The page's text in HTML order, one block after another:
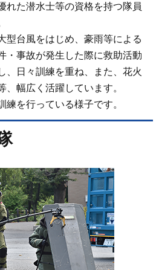
れた潜水士等の資格を持つ隊員
型台風をはじめ、豪雨等による
・事故が発生した際に救助活動
、日々訓練を重ね、また、花火
、幅広く活躍しています。
練を行っている様子です。